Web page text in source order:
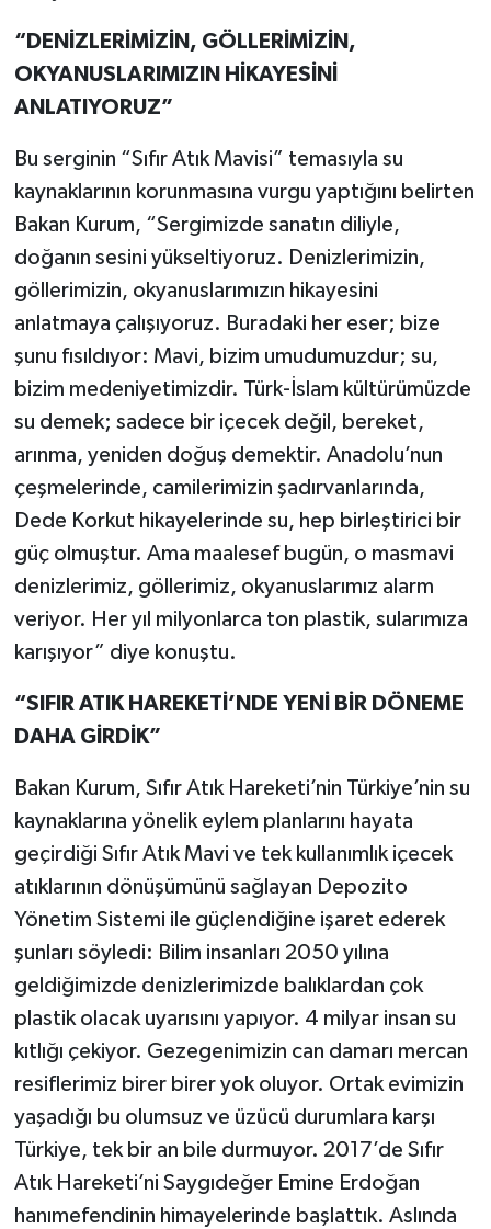
“DENİZLERİMİZİN, GÖLLERİMİZİN,
OKYANUSLARIMIZIN HİKAYESİNİ
ANLATIYORUZ”
Bu serginin “Sıfır Atık Mavisi” temasıyla su
kaynaklarının korunmasına vurgu yaptığını belirten
Bakan Kurum, “Sergimizde sanatın diliyle,
doğanın sesini yükseltiyoruz. Denizlerimizin,
göllerimizin, okyanuslarımızın hikayesini
anlatmaya çalışıyoruz. Buradaki her eser; bize
şunu fısıldıyor: Mavi, bizim umudumuzdur; su,
bizim medeniyetimizdir. Türk-İslam kültürümüzde
su demek; sadece bir içecek değil, bereket,
arınma, yeniden doğuş demektir. Anadolu’nun
çeşmelerinde, camilerimizin şadırvanlarında,
Dede Korkut hikayelerinde su, hep birleştirici bir
güç olmuştur. Ama maalesef bugün, o masmavi
denizlerimiz, göllerimiz, okyanuslarımız alarm
veriyor. Her yıl milyonlarca ton plastik, sularımıza
karışıyor” diye konuştu.
“SIFIR ATIK HAREKETİ’NDE YENİ BİR DÖNEME
DAHA GİRDİK”
Bakan Kurum, Sıfır Atık Hareketi’nin Türkiye’nin su
kaynaklarına yönelik eylem planlarını hayata
geçirdiği Sıfır Atık Mavi ve tek kullanımlık içecek
atıklarının dönüşümünü sağlayan Depozito
Yönetim Sistemi ile güçlendiğine işaret ederek
şunları söyledi: Bilim insanları 2050 yılına
geldiğimizde denizlerimizde balıklardan çok
plastik olacak uyarısını yapıyor. 4 milyar insan su
kıtlığı çekiyor. Gezegenimizin can damarı mercan
resiflerimiz birer birer yok oluyor. Ortak evimizin
yaşadığı bu olumsuz ve üzücü durumlara karşı
Türkiye, tek bir an bile durmuyor. 2017’de Sıfır
Atık Hareketi’ni Saygıdeğer Emine Erdoğan
hanımefendinin himayelerinde başlattık. Aslında